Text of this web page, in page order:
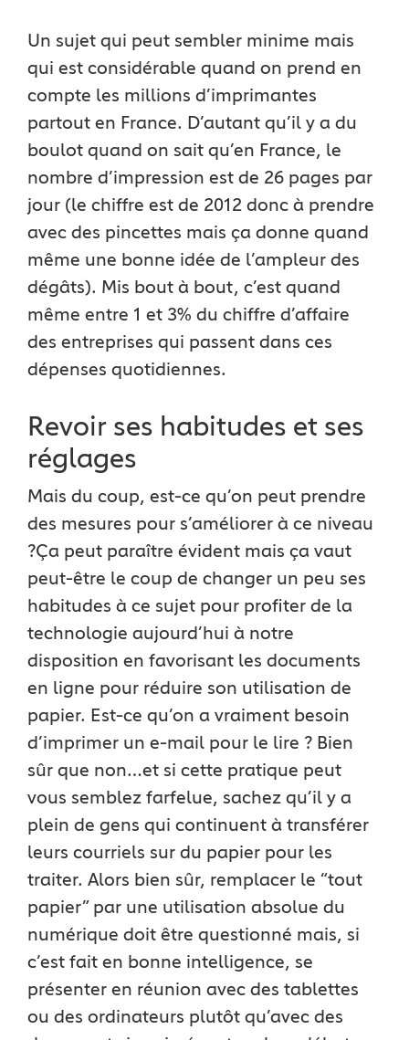
Un sujet qui peut sembler minime mais
qui est considérable quand on prend en
compte les millions d’imprimantes
partout en France. D’autant qu’il y a du
boulot quand on sait qu’en France, le
nombre d’impression est de 26 pages par
jour (le chiffre est de 2012 donc à prendre
avec des pincettes mais ça donne quand
même une bonne idée de l’ampleur des
dégâts). Mis bout à bout, c’est quand
même entre 1 et 3% du chiffre d’affaire
des entreprises qui passent dans ces
dépenses quotidiennes.
Revoir ses habitudes et ses
réglages
Mais du coup, est-ce qu’on peut prendre
des mesures pour s’améliorer à ce niveau
?Ça peut paraître évident mais ça vaut
peut-être le coup de changer un peu ses
habitudes à ce sujet pour profiter de la
technologie aujourd’hui à notre
disposition en favorisant les documents
en ligne pour réduire son utilisation de
papier. Est-ce qu’on a vraiment besoin
d’imprimer un e-mail pour le lire ? Bien
sûr que non…et si cette pratique peut
vous semblez farfelue, sachez qu’il y a
plein de gens qui continuent à transférer
leurs courriels sur du papier pour les
traiter. Alors bien sûr, remplacer le “tout
papier” par une utilisation absolue du
numérique doit être questionné mais, si
c’est fait en bonne intelligence, se
présenter en réunion avec des tablettes
ou des ordinateurs plutôt qu’avec des